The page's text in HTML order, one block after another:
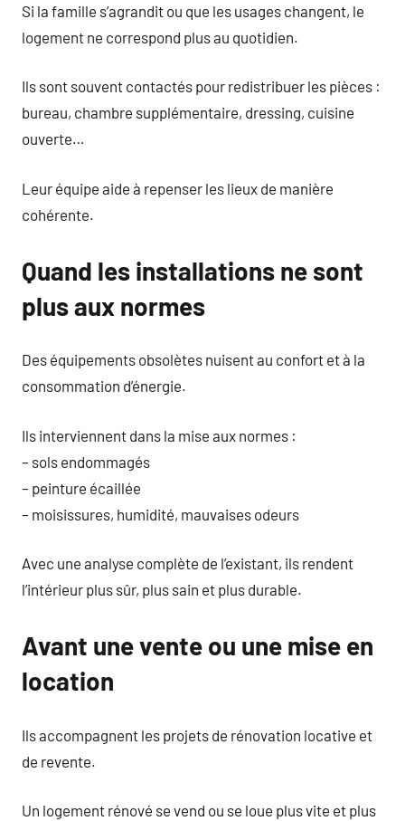
Si la famille s’agrandit ou que les usages changent, le
logement ne correspond plus au quotidien.
Ils sont souvent contactés pour redistribuer les pièces :
bureau, chambre supplémentaire, dressing, cuisine
ouverte…
Leur équipe aide à repenser les lieux de manière
cohérente.
Quand les installations ne sont
plus aux normes
Des équipements obsolètes nuisent au confort et à la
consommation d’énergie.
Ils interviennent dans la mise aux normes :
– sols endommagés
– peinture écaillée
– moisissures, humidité, mauvaises odeurs
Avec une analyse complète de l’existant, ils rendent
l’intérieur plus sûr, plus sain et plus durable.
Avant une vente ou une mise en
location
Ils accompagnent les projets de rénovation locative et
de revente.
Un logement rénové se vend ou se loue plus vite et plus